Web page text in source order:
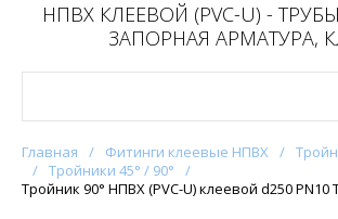
НПВХ КЛЕЕВОЙ (PVC-U) -
ЗАПОРНАЯ АРМАТУРА,
Главная / Фитинги клеевые НПВХ /
/ Тройники 45° / 90°
/
Тройник 90° НПВХ (PVC-U) клеевой d250 PN10